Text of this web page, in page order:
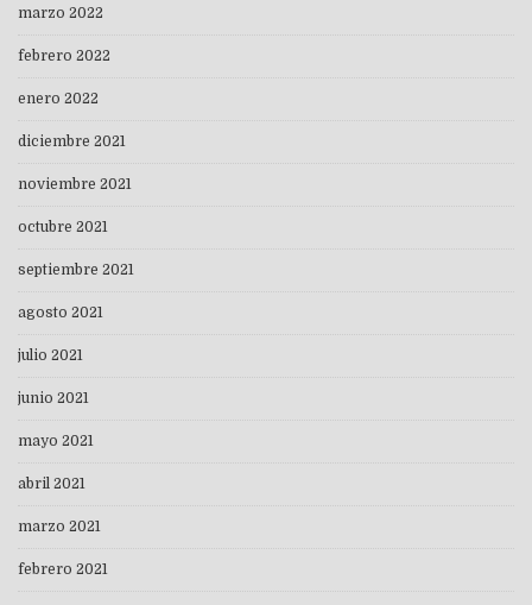
marzo 2022
febrero 2022
enero 2022
diciembre 2021
noviembre 2021
octubre 2021
septiembre 2021
agosto 2021
julio 2021
junio 2021
mayo 2021
abril 2021
marzo 2021
febrero 2021